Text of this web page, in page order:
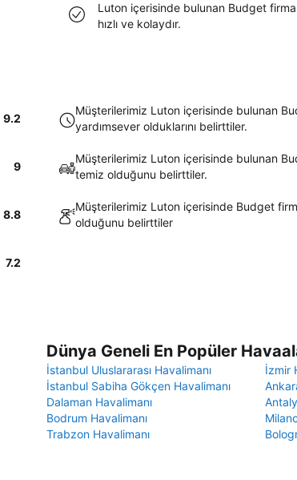
Luton içerisinde bulunan Budget
hızlı ve kolaydır.
9.2
Müşterilerimiz Luton içerisinde bulunan
yardımsever olduklarını belirttiler.
9
Müşterilerimiz Luton içerisinde bulunan
temiz olduğunu belirttiler.
8.8
Müşterilerimiz Luton içerisinde Budget
olduğunu belirttiler
7.2
Dünya Geneli En Popüler
İstanbul Uluslararası Havalimanı
İzmir
İstanbul Sabiha Gökçen Havalimanı
Dalaman Havalimanı
Bodrum Havalimanı
Trabzon Havalimanı